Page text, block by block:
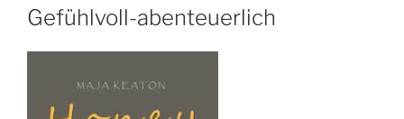
AM
Gefühlvoll-abenteuerlich